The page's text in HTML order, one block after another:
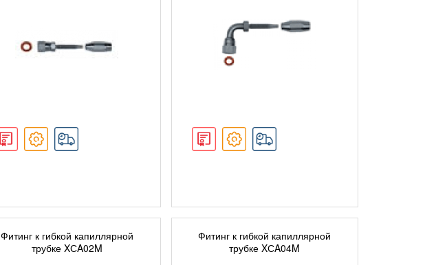
ПОДРОБНЕЕ ПОДРОБНЕЕ
Фитинг к гибкой капиллярной
трубке XСA02M
Фитинг к гибкой капиллярной
трубке XСA04M